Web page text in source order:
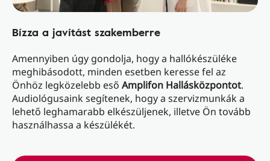
Bízza a javítást szakemberre
Amennyiben úgy gondolja, hogy a hallókészüléke
meghibásodott, minden esetben keresse fel az
Önhöz legközelebb eső Amplifon Hallásközpontot.
Audiológusaink segítenek, hogy a szervizmunkák a
lehető leghamarabb elkészüljenek, illetve Ön tovább
használhassa a készülékét.